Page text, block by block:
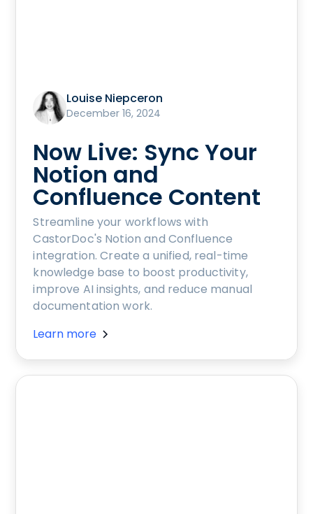
Louise Niepceron
December 16, 2024
Now Live: Sync Your
Notion and
Confluence Content
Streamline your workflows with
CastorDoc's Notion and Confluence
integration. Create a unified, real-time
knowledge base to boost productivity,
improve AI insights, and reduce manual
documentation work.
Learn more